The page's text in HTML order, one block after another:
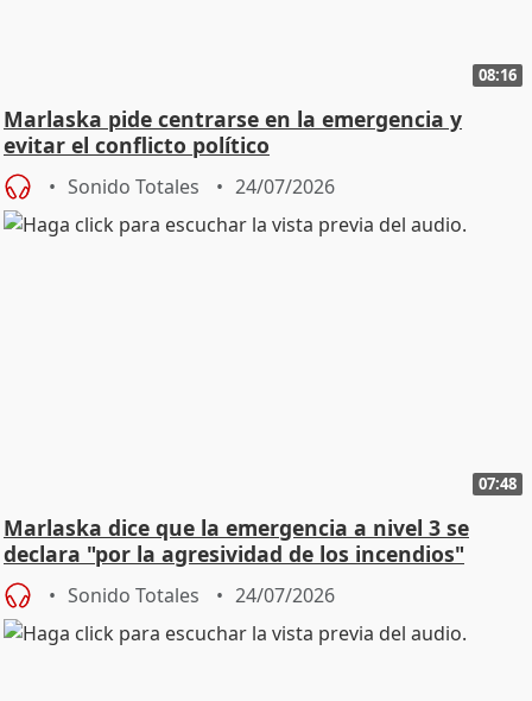
08:16
Marlaska pide centrarse en la emergencia y
evitar el conflicto político
Sonido Totales 24/07/2026
07:48
Marlaska dice que la emergencia a nivel 3 se
declara "por la agresividad de los incendios"
Sonido Totales 24/07/2026